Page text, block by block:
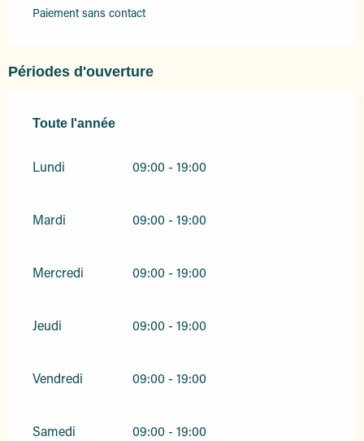
Paiement sans contact
Périodes d'ouverture
Toute l'année
Toute l'année
Lundi 09:00 - 19:00
Mardi 09:00 - 19:00
Mercredi 09:00 - 19:00
Jeudi 09:00 - 19:00
Vendredi 09:00 - 19:00
Samedi 09:00 - 19:00